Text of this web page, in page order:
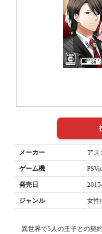
メーカー アス
ゲーム機
発売日
ジャンル 女性
異世界で5人の王子との契